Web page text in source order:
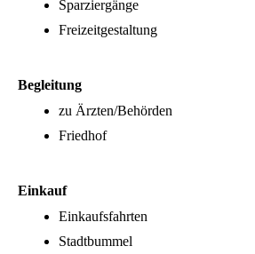
Sparziergänge
Freizeitgestaltung
Begleitung
zu Ärzten/Behörden
Friedhof
Einkauf
Einkaufsfahrten
Stadtbummel